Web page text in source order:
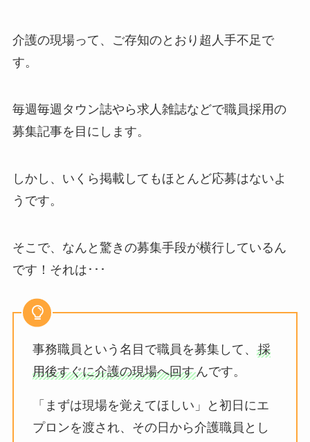
介護の現場って、ご存知のとおり超人手不足で
す。
毎週毎週タウン誌やら求人雑誌などで職員採用の
募集記事を目にします。
しかし、いくら掲載してもほとんど応募はないよ
うです。
そこで、なんと驚きの募集手段が横行しているん
です！それは･･･
事務職員という名目で職員を募集して、 採
用後すぐに介護の現場へ回すんです。
「まずは現場を覚えてほしい」と初日にエ
プロンを渡され、その日から介護職員とし